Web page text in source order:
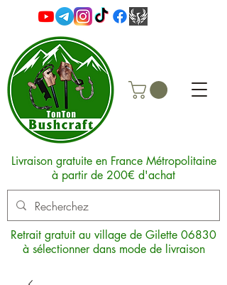
Livraison gratuite en France Métropolitaine
à partir de 200€ d'achat
Retrait gratuit au village de Gilette 06830
à sélectionner dans mode de livraison